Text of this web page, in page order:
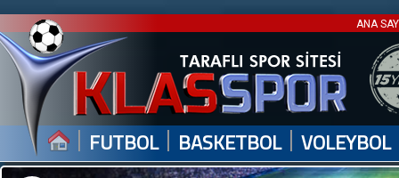
ANA
| FUTBOL | BASKETBOL | VOLEYBOL